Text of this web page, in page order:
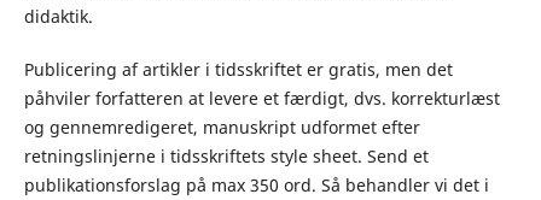
didaktik.
Publicering af artikler i tidsskriftet er gratis, men det
påhviler forfatteren at levere et færdigt, dvs. korrekturlæst
og gennemredigeret, manuskript udformet efter
retningslinjerne i tidsskriftets style sheet. Send et
publikationsforslag på max 350 ord. Så behandler vi det i